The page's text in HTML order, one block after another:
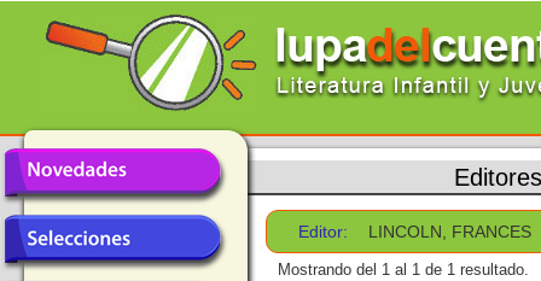
Editores
Editor: LINCOLN, FRANCES
Mostrando del 1 al 1 de 1 resultado.